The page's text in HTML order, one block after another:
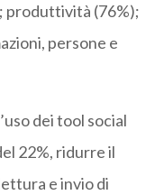
produttività (76%);
persone e
dei tool social
22%, ridurre il
e invio di